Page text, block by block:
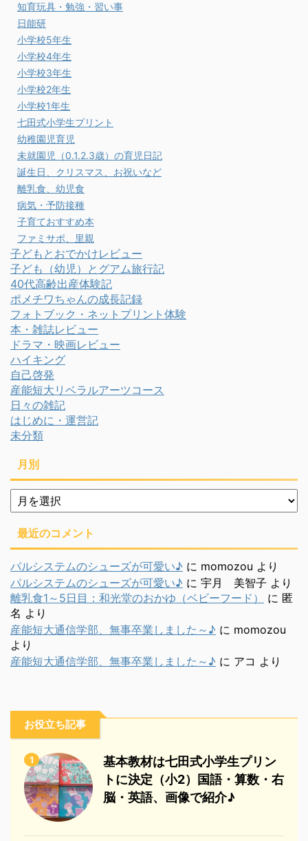
知育玩具・勉強・習い事
日能研
小学校5年生
小学校4年生
小学校3年生
小学校2年生
小学校1年生
七田式小学生プリント
幼稚園児育児
未就園児（0.1.2.3歳）の育児日記
誕生日、クリスマス、お祝いなど
離乳食、幼児食
病気・予防接種
子育ておすすめ本
ファミサポ、里親
子どもとおでかけレビュー
子ども（幼児）とグアム旅行記
40代高齢出産体験記
ポメチワちゃんの成長記録
フォトブック・ネットプリント体験
本・雑誌レビュー
ドラマ・映画レビュー
ハイキング
自己啓発
産能短大リベラルアーツコース
日々の雑記
はじめに・運営記
未分類
月別
月
別
最近のコメント
パルシステムのシューズが可愛い♪ に momozou より
パルシステムのシューズが可愛い♪ に 宇月 美智子 より
離乳食1～5日目：和光堂のおかゆ（ベビーフード）
に 匿
名 より
産能短大通信学部、無事卒業しました～♪ に momozou
より
産能短大通信学部、無事卒業しました～♪ に アコ より
お役立ち記事
1
基本教材は七田式小学生プリン
トに決定（小2）国語・算数・右
脳・英語、画像で紹介♪